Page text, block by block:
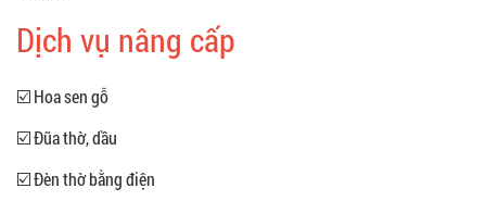
Dịch vụ nâng cấp
☑️ Hoa sen gỗ
☑️ Đũa thờ, dầu
☑️ Đèn thờ bằng điện